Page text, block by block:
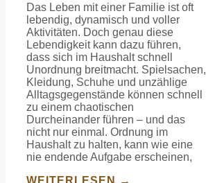
Das Leben mit einer Familie ist oft
lebendig, dynamisch und voller
Aktivitäten. Doch genau diese
Lebendigkeit kann dazu führen,
dass sich im Haushalt schnell
Unordnung breitmacht. Spielsachen,
Kleidung, Schuhe und unzählige
Alltagsgegenstände können schnell
zu einem chaotischen
Durcheinander führen – und das
nicht nur einmal. Ordnung im
Haushalt zu halten, kann wie eine
nie endende Aufgabe erscheinen,
WEITERLESEN →